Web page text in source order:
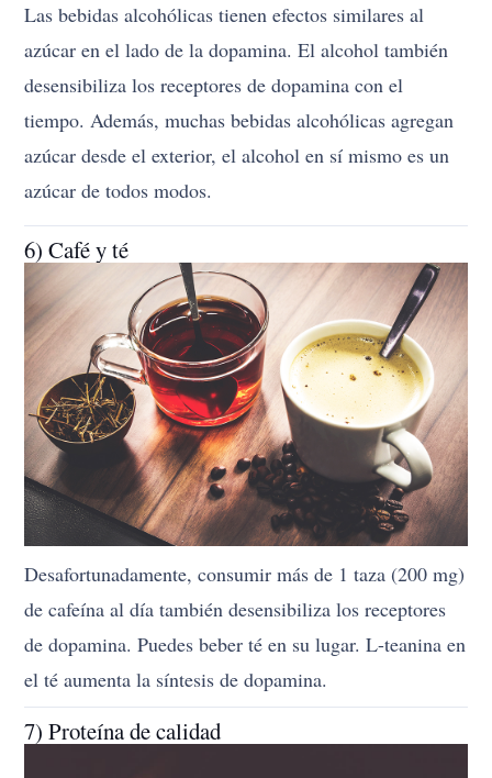
Las bebidas alcohólicas tienen efectos similares al
azúcar en el lado de la dopamina. El alcohol también
desensibiliza los receptores de dopamina con el
tiempo. Además, muchas bebidas alcohólicas agregan
azúcar desde el exterior, el alcohol en sí mismo es un
azúcar de todos modos.
6) Café y té
Desafortunadamente, consumir más de 1 taza (200 mg)
de cafeína al día también desensibiliza los receptores
de dopamina. Puedes beber té en su lugar. L-teanina en
el té aumenta la síntesis de dopamina.
7) Proteína de calidad